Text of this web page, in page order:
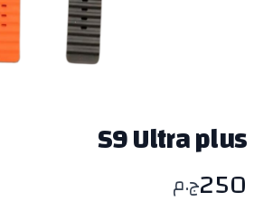
S9 Ultra plus
250ج.م